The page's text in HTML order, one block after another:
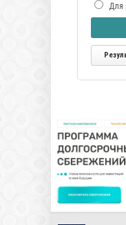
Для